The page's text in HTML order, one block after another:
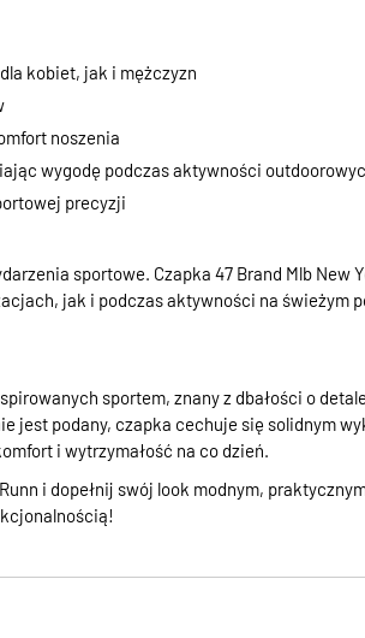
kobiet, jak i mężczyzn
noszenia
wygodę podczas aktywności
precyzji
sportowe. Czapka 47 Brand Mlb New
jak i podczas aktywności na świeżym
sportem, znany z dbałości o
jest podany, czapka cechuje się solidnym
i wytrzymałość na co dzień.
i dopełnij swój look modnym,